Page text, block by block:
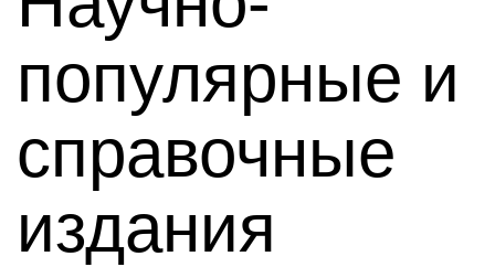
популярные и
справочные
издания